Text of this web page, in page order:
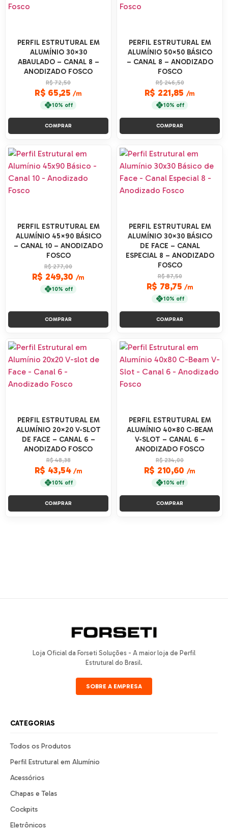
PERFIL ESTRUTURAL EM
ALUMÍNIO 30×30
ABAULADO – CANAL 8 –
ANODIZADO FOSCO
R$ 72,50
R$ 65,25/m
10% off
COMPRAR
PERFIL ESTRUTURAL EM
ALUMÍNIO 50×50 BÁSICO
– CANAL 8 – ANODIZADO
FOSCO
R$ 246,50
R$ 221,85 /m
10% off
COMPRAR
PERFIL ESTRUTURAL EM
ALUMÍNIO 45×90 BÁSICO
– CANAL 10 – ANODIZADO
FOSCO
R$ 277,00
R$ 249,30 /m
10% off
COMPRAR
PERFIL ESTRUTURAL EM
ALUMÍNIO 30×30 BÁSICO
DE FACE – CANAL
ESPECIAL 8 – ANODIZADO
FOSCO
R$ 87,50
R$ 78,75 /m
10% off
COMPRAR
PERFIL ESTRUTURAL EM
ALUMÍNIO 20×20 V-SLOT
DE FACE – CANAL 6 –
ANODIZADO FOSCO
R$ 48,38
R$ 43,54 /m
10% off
COMPRAR
PERFIL ESTRUTURAL EM
ALUMÍNIO 40×80 C-BEAM
V-SLOT – CANAL 6 –
ANODIZADO FOSCO
R$ 234,00
R$ 210,60 /m
10% off
COMPRAR
Loja Oficial da Forseti Soluções - A maior loja de Perfil
Estrutural do Brasil.
SOBRE A EMPRESA
CATEGORIAS
Todos os Produtos
Perfil Estrutural em Alumínio
Acessórios
Chapas e Telas
Cockpits
Eletrônicos